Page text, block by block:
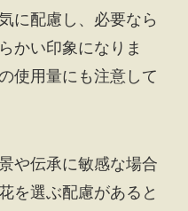
に配慮し、必要なら
かい印象になりま
使用量にも注意して
や伝承に敏感な場合
を選ぶ配慮があると